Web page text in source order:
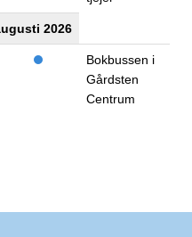
2026
Bokbussen i
Gårdsten
Centrum